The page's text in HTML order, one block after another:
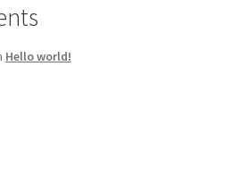
Hello world!